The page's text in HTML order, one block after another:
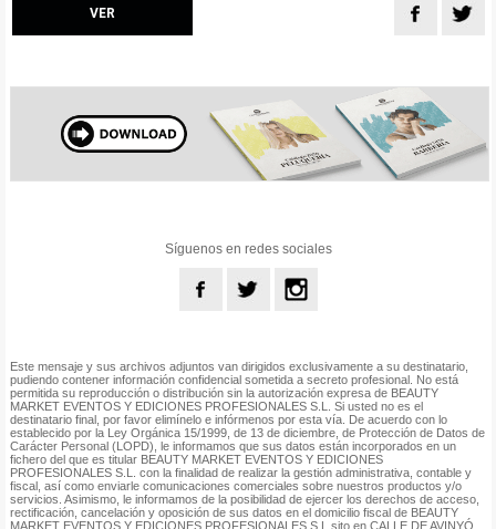
VER
Síguenos en redes sociales
Este mensaje y sus archivos adjuntos van dirigidos exclusivamente a su destinatario,
pudiendo contener información confidencial sometida a secreto profesional. No está
permitida su reproducción o distribución sin la autorización expresa de BEAUTY
MARKET EVENTOS Y EDICIONES PROFESIONALES S.L. Si usted no es el
destinatario final, por favor elimínelo e infórmenos por esta vía. De acuerdo con lo
establecido por la Ley Orgánica 15/1999, de 13 de diciembre, de Protección de Datos de
Carácter Personal (LOPD), le informamos que sus datos están incorporados en un
fichero del que es titular BEAUTY MARKET EVENTOS Y EDICIONES
PROFESIONALES S.L. con la finalidad de realizar la gestión administrativa, contable y
fiscal, así como enviarle comunicaciones comerciales sobre nuestros productos y/o
servicios. Asimismo, le informamos de la posibilidad de ejercer los derechos de acceso,
rectificación, cancelación y oposición de sus datos en el domicilio fiscal de BEAUTY
MARKET EVENTOS Y EDICIONES PROFESIONALES S.L sito en CALLE DE AVINYÓ,